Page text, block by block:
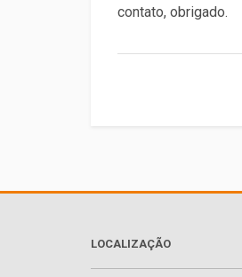
LOCALIZAÇÃO